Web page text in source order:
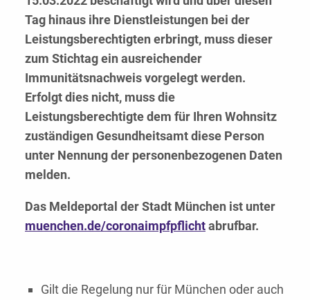
Tag hinaus ihre Dienstleistungen bei der
Leistungsberechtigten erbringt, muss dieser
zum Stichtag ein ausreichender
Immunitätsnachweis vorgelegt werden.
Erfolgt dies nicht, muss die
Leistungsberechtigte dem für Ihren Wohnsitz
zuständigen Gesundheitsamt diese Person
unter Nennung der personenbezogenen Daten
melden.
Das Meldeportal der Stadt München ist unter
muenchen.de/coronaimpfpflichtabrufbar.
Gilt die Regelung nur für München oder auch